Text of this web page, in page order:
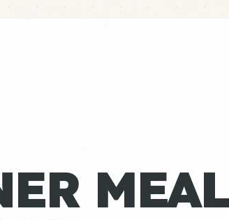
MEAL